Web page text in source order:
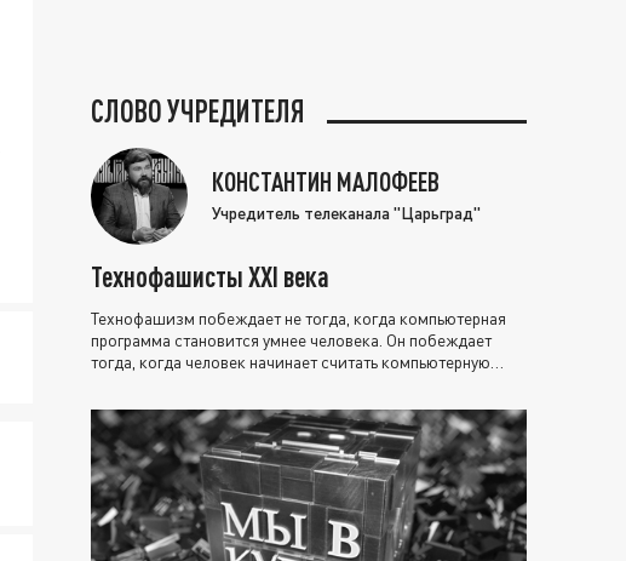
СЛОВО УЧРЕДИТЕЛЯ
КОНСТАНТИН МАЛОФЕЕВ
Учредитель телеканала "Царьград"
Технофашисты XXI века
Технофашизм побеждает не тогда, когда компьютерная
программа становится умнее человека. Он побеждает
тогда, когда человек начинает считать компьютерную